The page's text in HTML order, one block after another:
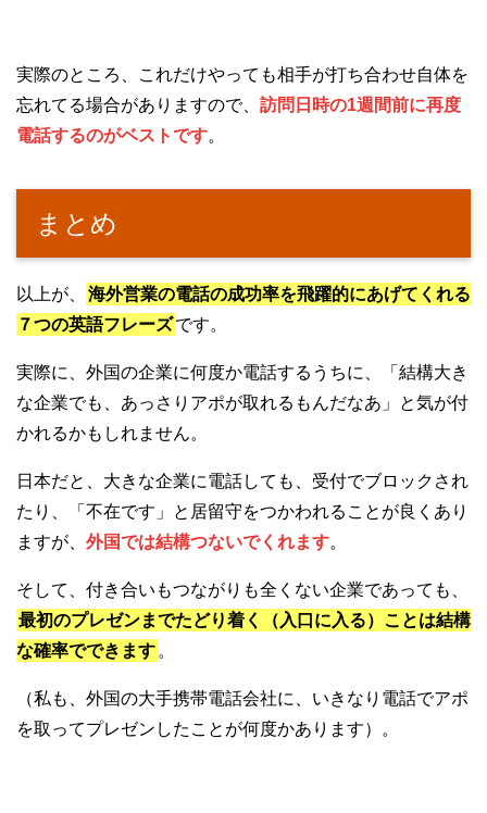
実際のところ、これだけやっても相手が打ち合わせ自体を
忘れてる場合がありますので、 訪問日時の1週間前に再度
電話するのがベストです。
まとめ
以上が、
海外営業の電話の成功率を飛躍的にあげてくれる
７つの英語フレーズです。
実際に、外国の企業に何度か電話するうちに、「結構大き
な企業でも、あっさりアポが取れるもんだなあ」と気が付
かれるかもしれません。
日本だと、大きな企業に電話しても、受付でブロックされ
たり、「不在です」と居留守をつかわれることが良くあり
ますが、 外国では結構つないでくれます。
そして、付き合いもつながりも全くない企業であっても、
最初のプレゼンまでたどり着く（入口に入る）ことは結構
な確率でできます 。
（私も、外国の大手携帯電話会社に、いきなり電話でアポ
を取ってプレゼンしたことが何度かあります）。